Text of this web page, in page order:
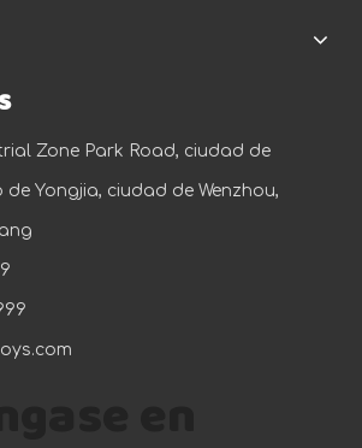
Zone Park Road, ciudad de
Yongjia, ciudad de Wenzhou,